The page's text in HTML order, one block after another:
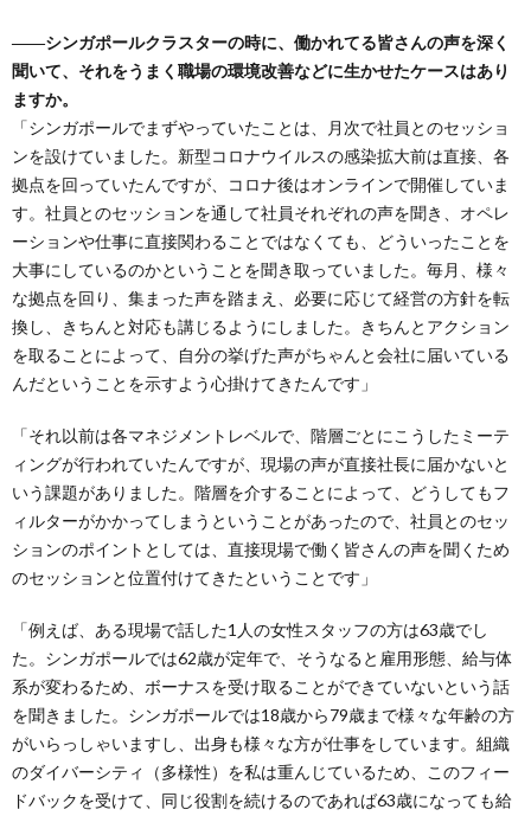
――シンガポールクラスターの時に、働かれてる皆さんの声を深く
聞いて、それをうまく職場の環境改善などに生かせたケースはあり
ますか。
「シンガポールでまずやっていたことは、月次で社員とのセッショ
ンを設けていました。新型コロナウイルスの感染拡大前は直接、各
拠点を回っていたんですが、コロナ後はオンラインで開催していま
す。社員とのセッションを通して社員それぞれの声を聞き、オペレ
ーションや仕事に直接関わることではなくても、どういったことを
大事にしているのかということを聞き取っていました。毎月、様々
な拠点を回り、集まった声を踏まえ、必要に応じて経営の方針を転
換し、きちんと対応も講じるようにしました。きちんとアクション
を取ることによって、自分の挙げた声がちゃんと会社に届いている
んだということを示すよう心掛けてきたんです」
「それ以前は各マネジメントレベルで、階層ごとにこうしたミーテ
ィングが行われていたんですが、現場の声が直接社長に届かないと
いう課題がありました。階層を介することによって、どうしてもフ
ィルターがかかってしまうということがあったので、社員とのセッ
ションのポイントとしては、直接現場で働く皆さんの声を聞くため
のセッションと位置付けてきたということです」
「例えば、ある現場で話した1人の女性スタッフの方は63歳でし
た。シンガポールでは62歳が定年で、そうなると雇用形態、給与体
系が変わるため、ボーナスを受け取ることができていないという話
を聞きました。シンガポールでは18歳から79歳まで様々な年齢の方
がいらっしゃいますし、出身も様々な方が仕事をしています。組織
のダイバーシティ（多様性）を私は重んじているため、このフィー
ドバックを受けて、同じ役割を続けるのであれば63歳になっても給